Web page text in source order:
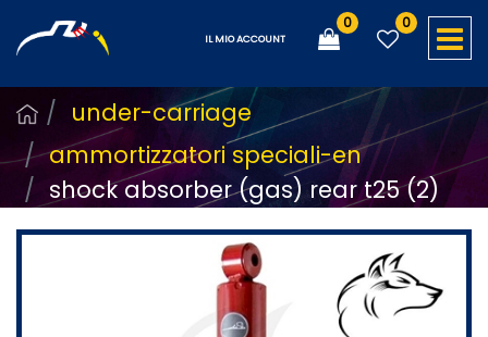
IL MIO ACCOUNT
0 0
under-carriage
ammortizzatori speciali-en
shock absorber (gas) rear t25 (2)